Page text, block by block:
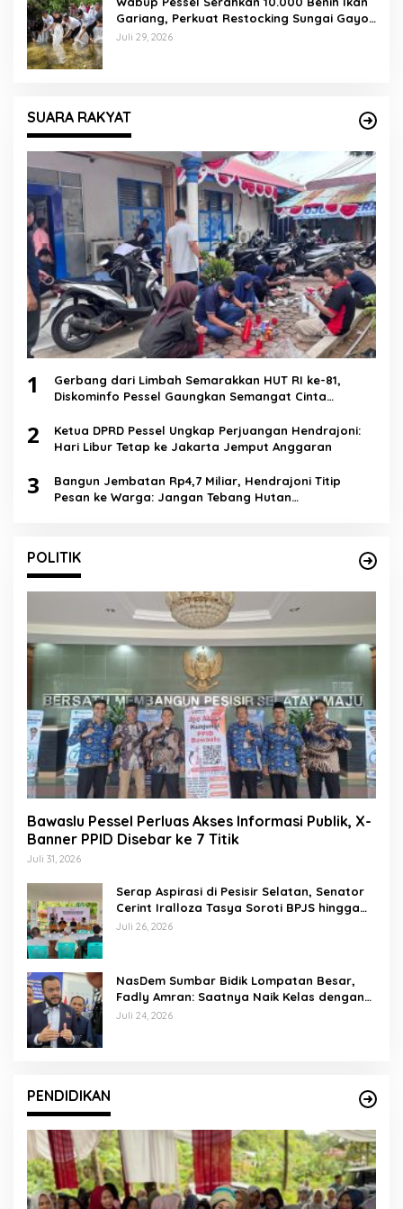
Gariang, Perkuat Restocking Sungai Gayo
demi Kelestarian Perairan
Juli 29, 2026
SUARA RAKYAT
1
Gerbang dari Limbah Semarakkan HUT RI ke-81,
Diskominfo Pessel Gaungkan Semangat Cinta
2
Ketua DPRD Pessel Ungkap Perjuangan Hendrajoni:
Hari Libur Tetap ke Jakarta Jemput Anggaran
3
Bangun Jembatan Rp4,7 Miliar, Hendrajoni Titip
Pesan ke Warga: Jangan Tebang Hutan
POLITIK
Bawaslu Pessel Perluas Akses Informasi Publik, X-
Banner PPID Disebar ke 7 Titik
Juli 31, 2026
Serap Aspirasi di Pesisir Selatan, Senator
Cerint Iralloza Tasya Soroti BPJS hingga
Kurikulum Merdeka
Juli 26, 2026
NasDem Sumbar Bidik Lompatan Besar,
Fadly Amran: Saatnya Naik Kelas dengan
Kader Berkualitas
Juli 24, 2026
PENDIDIKAN